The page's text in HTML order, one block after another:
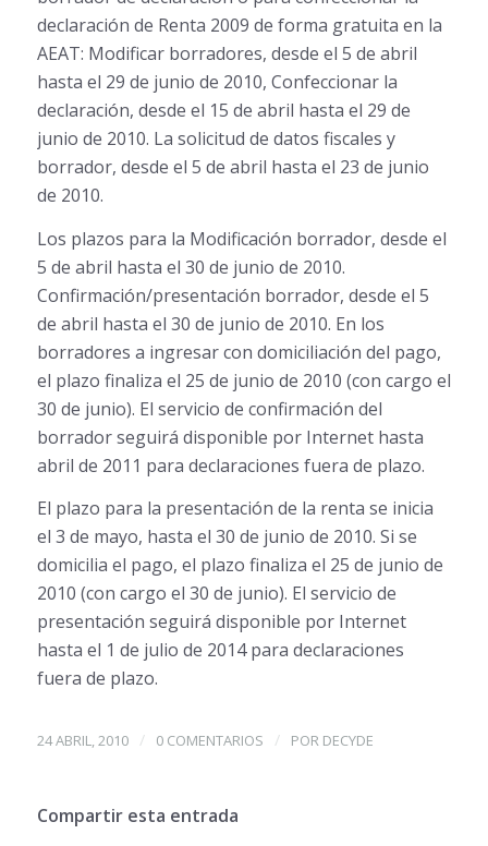
declaración de Renta 2009 de forma gratuita en la
AEAT: Modificar borradores, desde el 5 de abril
hasta el 29 de junio de 2010, Confeccionar la
declaración, desde el 15 de abril hasta el 29 de
junio de 2010. La solicitud de datos fiscales y
borrador, desde el 5 de abril hasta el 23 de junio
de 2010.
Los plazos para la Modificación borrador, desde el
5 de abril hasta el 30 de junio de 2010.
Confirmación/presentación borrador, desde el 5
de abril hasta el 30 de junio de 2010. En los
borradores a ingresar con domiciliación del pago,
el plazo finaliza el 25 de junio de 2010 (con cargo el
30 de junio). El servicio de confirmación del
borrador seguirá disponible por Internet hasta
abril de 2011 para declaraciones fuera de plazo.
El plazo para la presentación de la renta se inicia
el 3 de mayo, hasta el 30 de junio de 2010. Si se
domicilia el pago, el plazo finaliza el 25 de junio de
2010 (con cargo el 30 de junio). El servicio de
presentación seguirá disponible por Internet
hasta el 1 de julio de 2014 para declaraciones
fuera de plazo.
24 ABRIL, 2010 / 0 COMENTARIOS / POR DECYDE
Compartir esta entrada